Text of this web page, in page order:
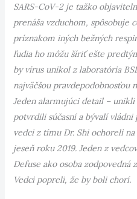
SARS-CoV-2 je tažko
prenáša vzduchom, spôsobuje
príznakom iných bežných
ľudia ho môžu šíriť ešte
by vírus unikol z laboratória
najväčšou pravdepodobnosťou
Jeden alarmujúci detail –
potvrdili súčasní a bývalí
vedci z tímu Dr. Shi ochoreli
jeseň roku 2019. Jeden z
Defuse ako osoba zodpovedná
Vedci popreli, že by boli chorí.